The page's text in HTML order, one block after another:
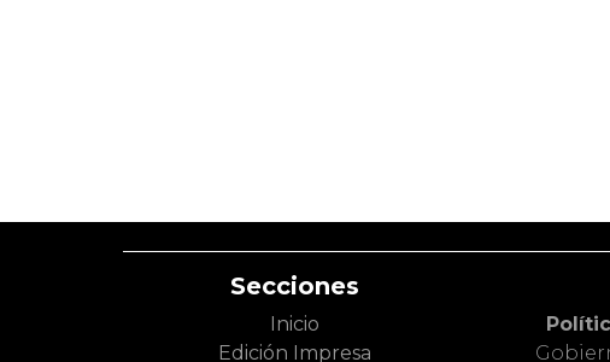
Secciones
Inicio
Edición Impresa